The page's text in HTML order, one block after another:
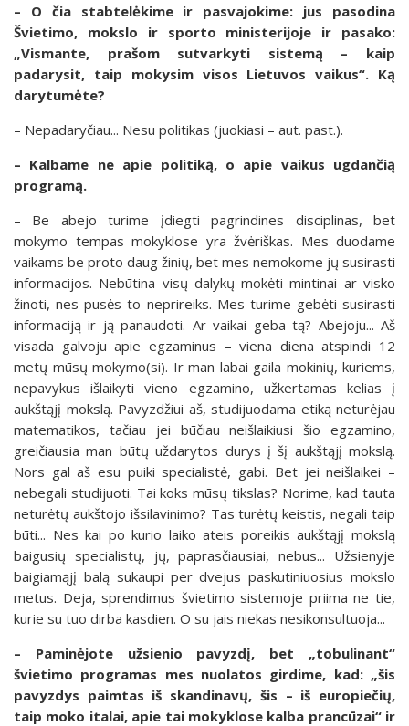
– O čia stabtelėkime ir pasvajokime: jus pasodina
Švietimo, mokslo ir sporto ministerijoje ir pasako:
„Vismante, prašom sutvarkyti sistemą – kaip
padarysit, taip mokysim visos Lietuvos vaikus“. Ką
darytumėte?
– Nepadaryčiau... Nesu politikas (juokiasi – aut. past.).
– Kalbame ne apie politiką, o apie vaikus ugdančią
programą.
– Be abejo turime įdiegti pagrindines disciplinas, bet
mokymo tempas mokyklose yra žvėriškas. Mes duodame
vaikams be proto daug žinių, bet mes nemokome jų susirasti
informacijos. Nebūtina visų dalykų mokėti mintinai ar visko
žinoti, nes pusės to neprireiks. Mes turime gebėti susirasti
informaciją ir ją panaudoti. Ar vaikai geba tą? Abejoju... Aš
visada galvoju apie egzaminus – viena diena atspindi 12
metų mūsų mokymo(si). Ir man labai gaila mokinių, kuriems,
nepavykus išlaikyti vieno egzamino, užkertamas kelias į
aukštąjį mokslą. Pavyzdžiui aš, studijuodama etiką neturėjau
matematikos, tačiau jei būčiau neišlaikiusi šio egzamino,
greičiausia man būtų uždarytos durys į šį aukštąjį mokslą.
Nors gal aš esu puiki specialistė, gabi. Bet jei neišlaikei –
nebegali studijuoti. Tai koks mūsų tikslas? Norime, kad tauta
neturėtų aukštojo išsilavinimo? Tas turėtų keistis, negali taip
būti... Nes kai po kurio laiko ateis poreikis aukštąjį mokslą
baigusių specialistų, jų, paprasčiausiai, nebus... Užsienyje
baigiamąjį balą sukaupi per dvejus paskutiniuosius mokslo
metus. Deja, sprendimus švietimo sistemoje priima ne tie,
kurie su tuo dirba kasdien. O su jais niekas nesikonsultuoja...
– Paminėjote užsienio pavyzdį, bet „tobulinant“
švietimo programas mes nuolatos girdime, kad: „šis
pavyzdys paimtas iš skandinavų, šis – iš europiečių,
taip moko italai, apie tai mokyklose kalba prancūzai“ ir